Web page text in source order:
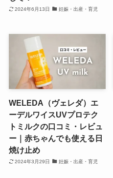
2024年6月13日 妊娠・出産・育児
WELEDA（ヴェレダ）エ
ーデルワイスUVプロテク
トミルクの口コミ・レビュ
ー｜赤ちゃんでも使える日
焼け止め
2024年3月29日 妊娠・出産・育児